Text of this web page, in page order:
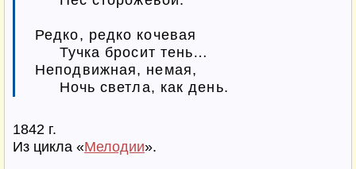
Редко, редко кочевая
Неподвижная, немая,
     Ночь светла, как день.
1842 г.
Из цикла «Мелодии».